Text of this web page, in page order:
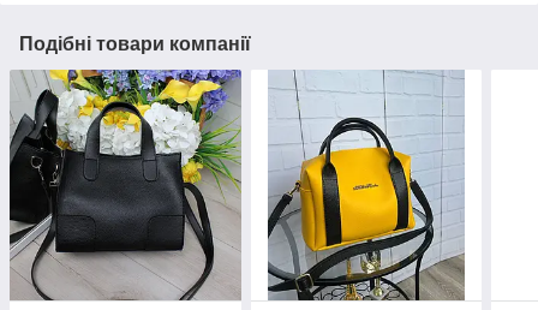
Подібні товари компанії